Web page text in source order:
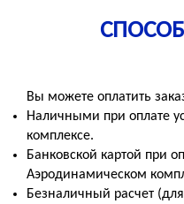
Вы можете оплатить
Наличными при оплате
комплексе.
Банковской картой при
Аэродинамическом
Безналичный расчет